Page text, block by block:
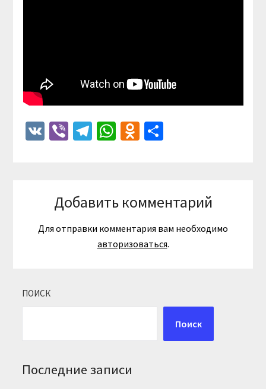
VKViberTelegram
WhatsApp
Odnoklassniki
Отправить
Добавить комментарий
Для отправки комментария вам необходимо
авторизоваться.
ПОИСК
Поиск
Последние записи